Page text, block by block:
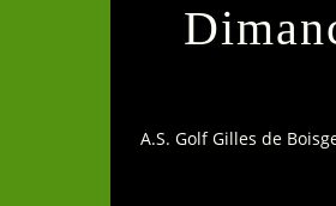
A.S. Golf Gilles de